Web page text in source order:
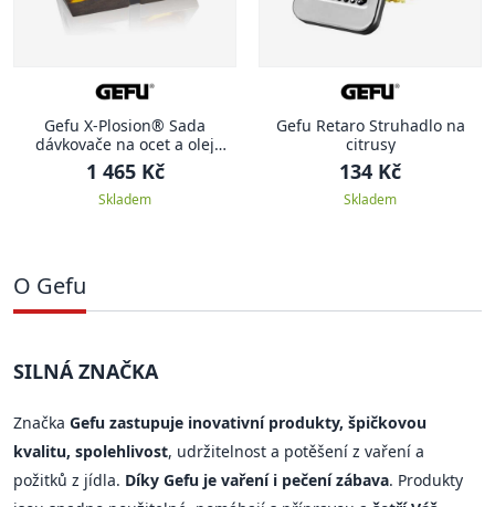
Gefu X-Plosion® Sada
dávkovače na ocet a olej
včetně stojánku
1 465 Kč
Skladem
Gefu Retaro Struhadlo na
citrusy
134 Kč
Skladem
O Gefu
SILNÁ ZNAČKA
Značka Gefu zastupuje inovativní produkty, špičkovou
kvalitu, spolehlivost, udržitelnost a potěšení z vaření a
požitků z jídla. Díky Gefu je vaření i pečení zábava. Produkty